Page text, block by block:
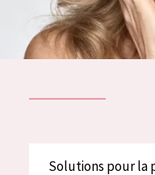
SOLUTIONS POUR LA
TOUS LES
À propos
Conseils Beauté
Solutions pour la